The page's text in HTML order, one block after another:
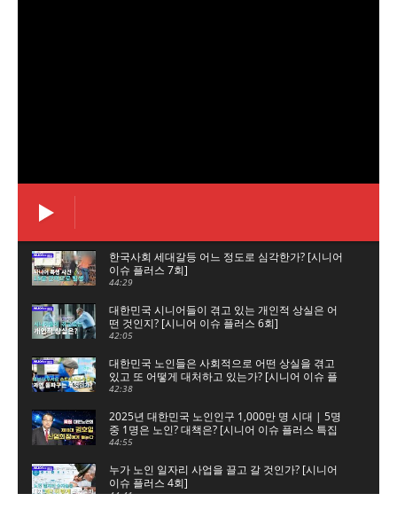
한국사회 세대갈등 어느 정도로 심각한가? [시니어
이슈 플러스 7회]
44:29
대한민국 시니어들이 겪고 있는 개인적 상실은 어
떤 것인지? [시니어 이슈 플러스 6회]
42:05
대한민국 노인들은 사회적으로 어떤 상실을 겪고
있고 또 어떻게 대처하고 있는가? [시니어 이슈 플
러스 5회]
42:38
2025년 대한민국 노인인구 1,000만 명 시대 | 5명
중 1명은 노인? 대책은? [시니어 이슈 플러스 특집
대한노인회]
44:55
누가 노인 일자리 사업을 끌고 갈 것인가? [시니어
이슈 플러스 4회]
44:41